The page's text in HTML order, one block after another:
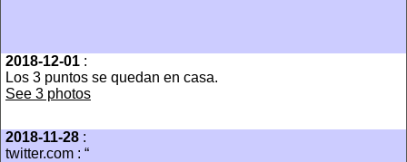
2018-12-01 :
Los 3 puntos se quedan en casa.
See 3 photos
2018-11-28 :
twitter.com : “